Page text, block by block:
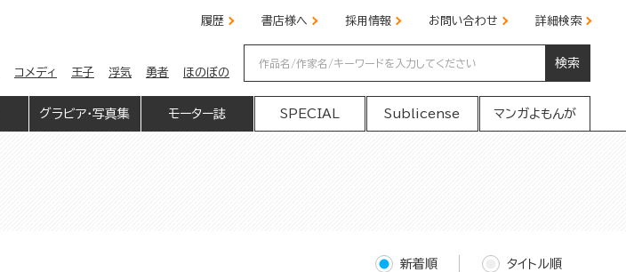
履歴 書店様へ 採用情報 お問い合わせ 詳細検索
コメディ 王子 浮気 勇者 ほのぼの
検索
グラビア・写真集 モーター誌 SPECIAL Sublicense マンガよもんが
新着順 タイトル順